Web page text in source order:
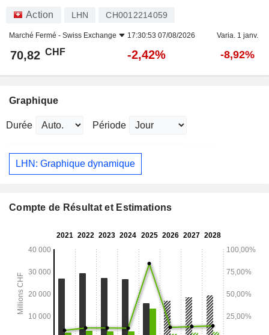
Action LHN CH0012214059
Marché Fermé - Swiss Exchange 17:30:53 07/08/2026 Varia. 1 janv.
70,82 CHF -2,42% -8,92%
Graphique
Durée Période
LHN: Graphique dynamique
Compte de Résultat et Estimations